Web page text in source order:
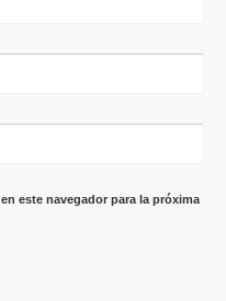
este navegador para la próxima